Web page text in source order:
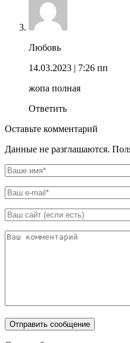
Любовь
14.03.2023 | 7:26 пп
жопа полная
Ответить
Оставьте комментарий
Данные не разглашаются.